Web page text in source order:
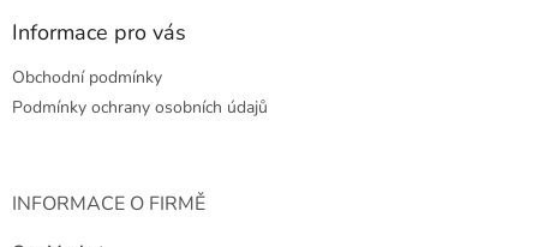
Informace pro vás
Obchodní podmínky
Podmínky ochrany osobních údajů
INFORMACE O FIRMĚ